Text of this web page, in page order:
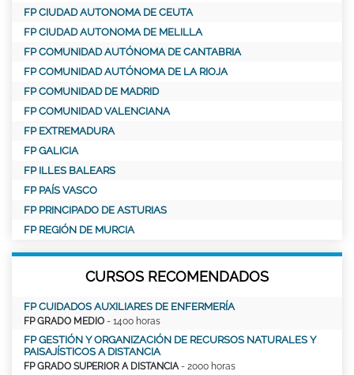
FP CIUDAD AUTONOMA DE CEUTA
FP CIUDAD AUTONOMA DE MELILLA
FP COMUNIDAD AUTÓNOMA DE CANTABRIA
FP COMUNIDAD AUTÓNOMA DE LA RIOJA
FP COMUNIDAD DE MADRID
FP COMUNIDAD VALENCIANA
FP EXTREMADURA
FP GALICIA
FP ILLES BALEARS
FP PAÍS VASCO
FP PRINCIPADO DE ASTURIAS
FP REGIÓN DE MURCIA
CURSOS RECOMENDADOS
FP CUIDADOS AUXILIARES DE ENFERMERÍA
FP GRADO MEDIO - 1400 horas
FP GESTIÓN Y ORGANIZACIÓN DE RECURSOS NATURALES Y
PAISAJÍSTICOS A DISTANCIA
FP GRADO SUPERIOR A DISTANCIA- 2000 horas